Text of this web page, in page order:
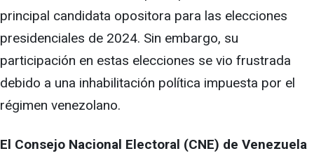
principal candidata opositora para las elecciones
presidenciales de 2024. Sin embargo, su
participación en estas elecciones se vio frustrada
debido a una inhabilitación política impuesta por el
régimen venezolano.
El Consejo Nacional Electoral (CNE) de Venezuela